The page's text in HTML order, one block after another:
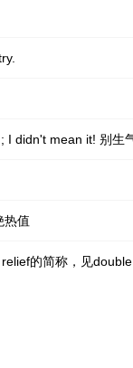
I didn't mean it! 别生
热值
的简称，见